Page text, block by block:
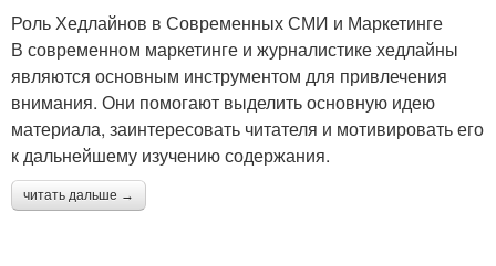
Роль Хедлайнов в Современных СМИ и Маркетинге
В современном маркетинге и журналистике хедлайны
являются основным инструментом для привлечения
внимания. Они помогают выделить основную идею
материала, заинтересовать читателя и мотивировать его
к дальнейшему изучению содержания.
читать дальше →